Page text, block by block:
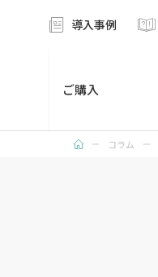
ご購入
導入事例
トッ
コラム